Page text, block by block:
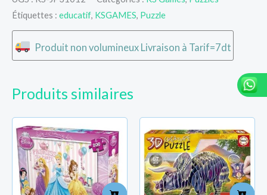
Étiquettes : educatif, KSGAMES, Puzzle
Produit non volumineux Livraison à Tarif=7dt
Produits similaires